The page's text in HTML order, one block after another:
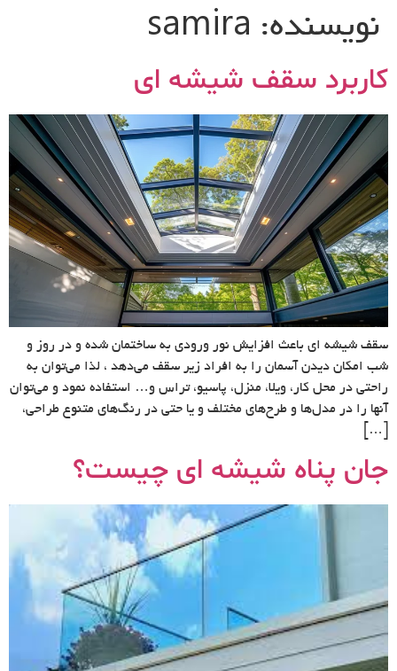
نویسنده: samira
کاربرد سقف شیشه ای
سقف شیشه ای باعث افزایش نور ورودی به ساختمان شده و در روز و
شب امکان دیدن آسمان را به افراد زیر سقف می‌دهد ، لذا می‌توان به
راحتی در محل کار، ویلا، منزل، پاسیو، تراس و… استفاده نمود و می‌توان
آنها را در مدل‌ها و طرح‌های مختلف و یا حتی در رنگ‌های متنوع طراحی،
[…]
جان پناه شیشه ای چیست؟